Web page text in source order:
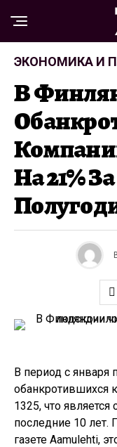
ЭКОНОМИКА И
В
На 21%
В период с января
обанкротившихся
1325, что
последние 10
газете Aamulehti,